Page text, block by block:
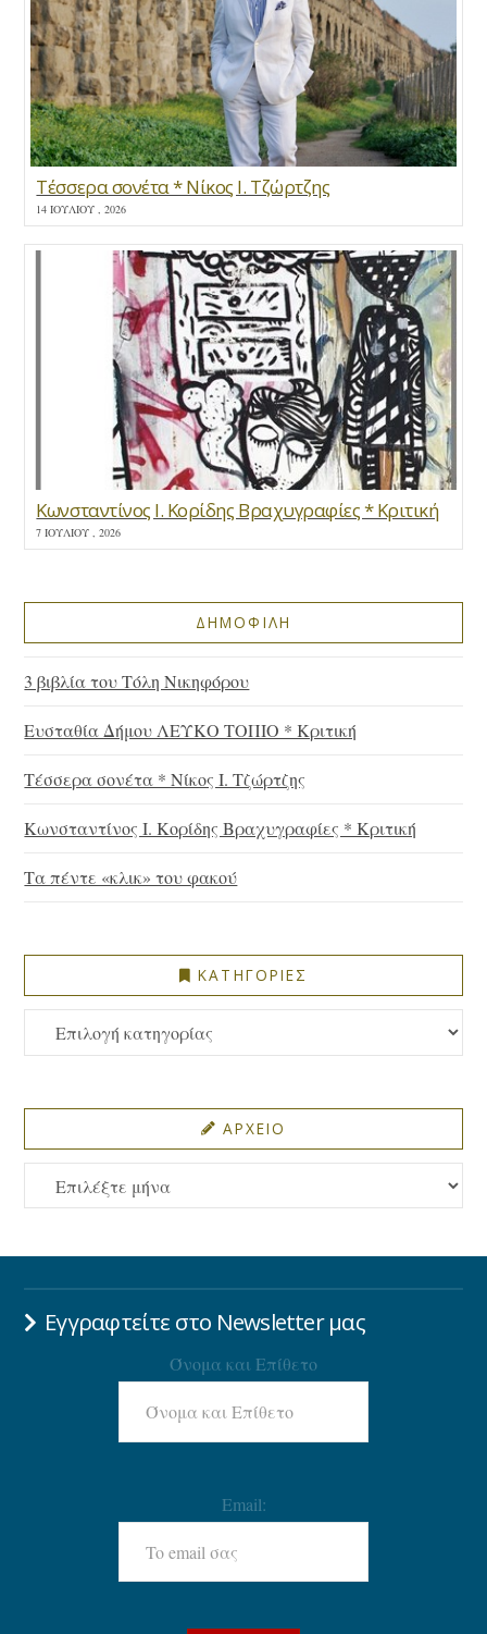
Τέσσερα σονέτα * Νίκος Ι. Τζώρτζης
14 ΙΟΥΛΊΟΥ , 2026
Κωνσταντίνος Ι. Κορίδης Βραχυγραφίες * Κριτική
7 ΙΟΥΛΊΟΥ , 2026
ΔΗΜΟΦΙΛΗ
3 βιβλία του Τόλη Νικηφόρου
Ευσταθία Δήμου ΛΕΥΚΟ ΤΟΠΙΟ * Κριτική
Τέσσερα σονέτα * Νίκος Ι. Τζώρτζης
Κωνσταντίνος Ι. Κορίδης Βραχυγραφίες * Κριτική
Τα πέντε «κλικ» του φακού
ΚΑΤΗΓΟΡΙΕΣ
ΚΑΤΗΓΟΡΙΕΣ
ΑΡΧΕΙΟ
ΑΡΧΕΙΟ
Εγγραφτείτε στο Newsletter μας
Όνομα και Επίθετο
Email: